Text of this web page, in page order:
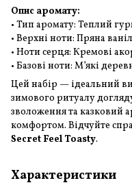
Опис аромату:
• Тип аромату: Теплий
• Верхні ноти: Пряна
• Ноти серця: Кремові
• Базові ноти: М’які
Цей набір — ідеальний
зимового ритуалу
зволоження та казковий
комфортом. Відчуйте
Secret Feel Toasty.
Характеристики